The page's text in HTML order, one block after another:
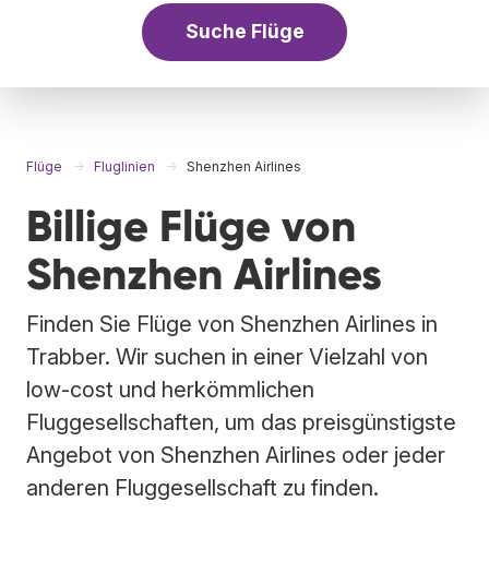
Suche Flüge
Flüge Fluglinien Shenzhen Airlines
Billige Flüge von
Shenzhen Airlines
Finden Sie Flüge von Shenzhen Airlines in
Trabber. Wir suchen in einer Vielzahl von
low-cost und herkömmlichen
Fluggesellschaften, um das preisgünstigste
Angebot von Shenzhen Airlines oder jeder
anderen Fluggesellschaft zu finden.